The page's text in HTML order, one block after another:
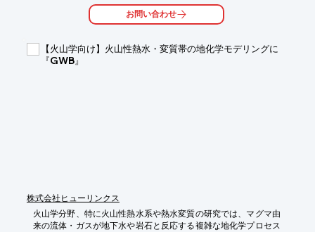
・発掘された遺物の形状分析
・内部構造の可視化と解析
【導入の効果】
・非破壊検査による遺物の保全
お問い合わせ
【火山学向け】火山性熱水・変質帯の地化学モデリングに
『GWB』
株式会社ヒューリンクス
火山学分野、特に火山性熱水系や熱水変質の研究では、マグマ由
来の流体・ガスが地下水や岩石と反応する複雑な地化学プロセス